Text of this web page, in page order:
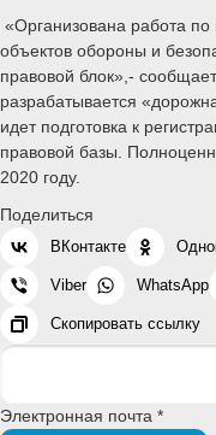
«Организована работа по
объектов обороны и
правовой блок»,-
разрабатывается
идет подготовка к
правовой базы.
2020 году.
Поделиться
ВКонтакте
Viber WhatsApp
Скопировать ссылку
Электронная почта *